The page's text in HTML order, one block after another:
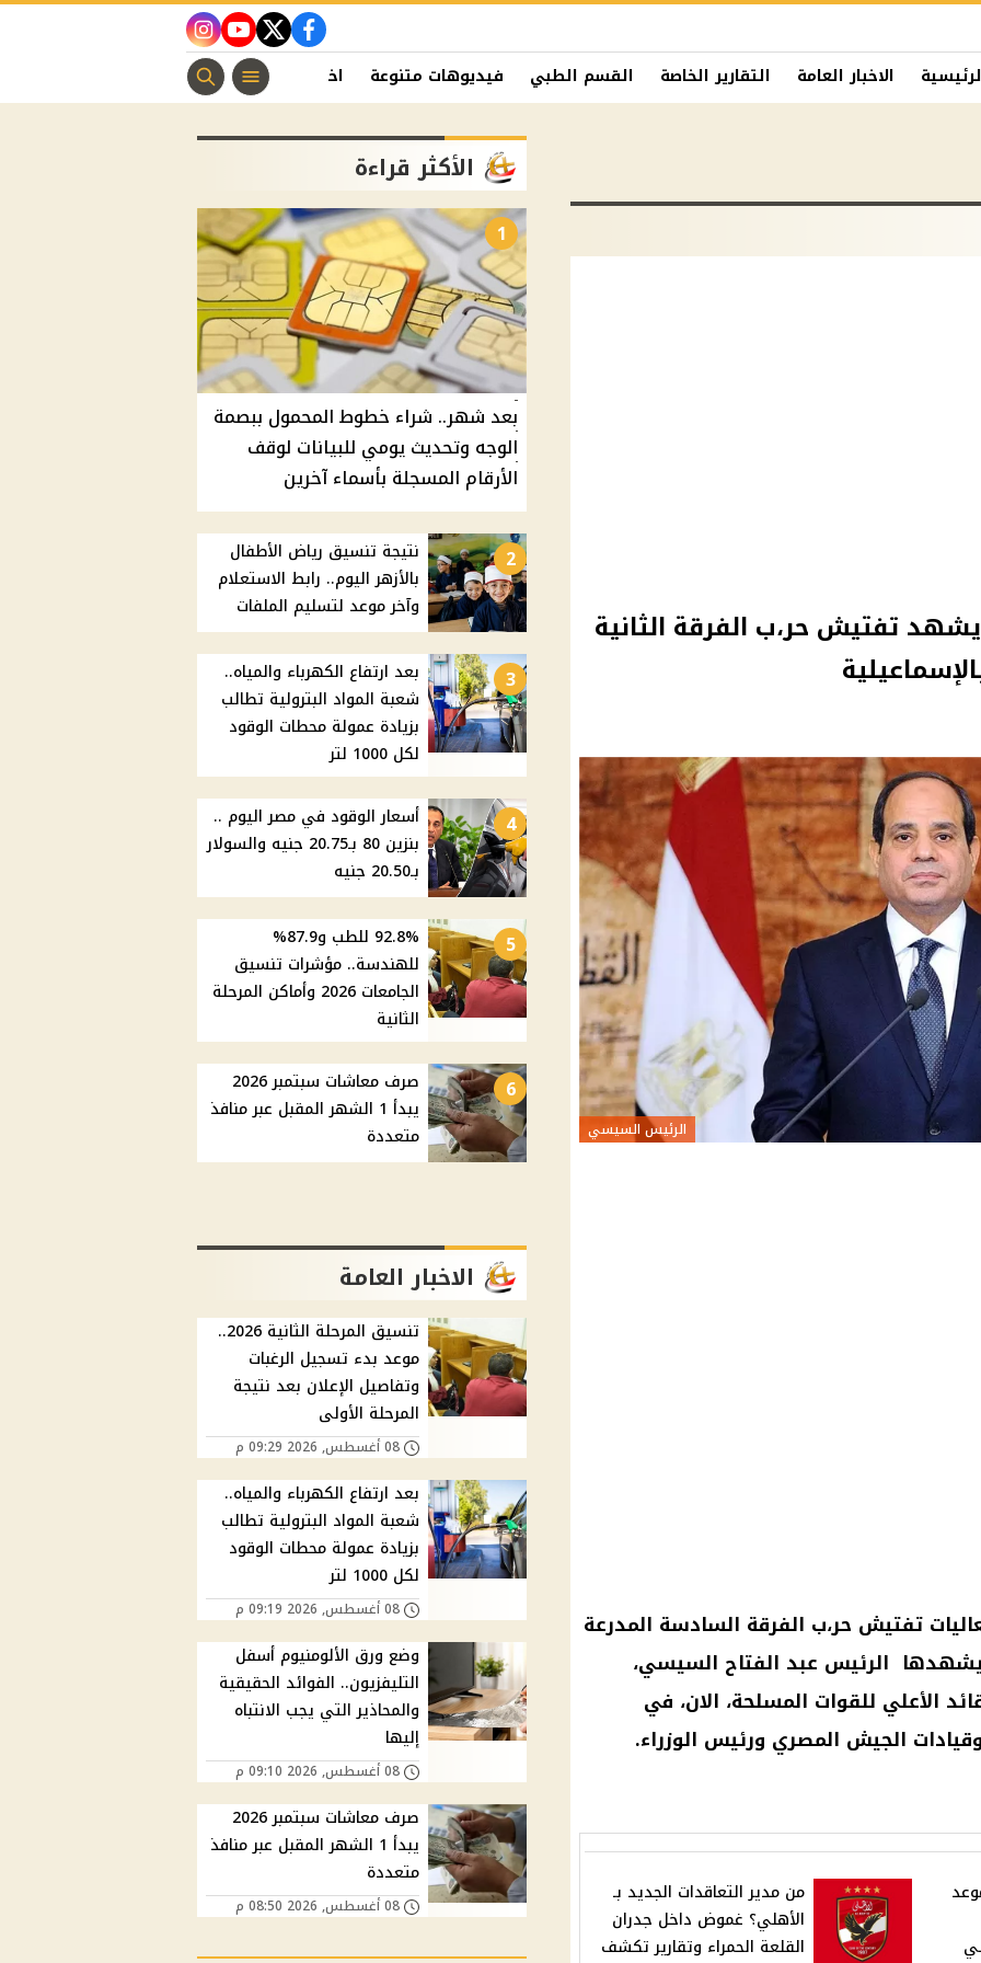
facebook
twitter
youtube
instagram
الاخبار العامة التقارير الخاصة القسم الطبي فيديوهات متنوعة اخبار الفن منوعات مسيحية
تفتيش حر،ب الفرقة الثانية
الرئيس السيسي
تفتيش حر،ب الفرقة السادسة المدرعة
يشهدها الرئيس عبد الفتاح السيسي،
الأعلي للقوات المسلحة، الان، في
الجيش المصري ورئيس الوزراء.
من مدير التعاقدات الجديد بـ
الأهلي؟ غموض داخل جدران
القلعة الحمراء وتقارير تكشف
الأكثر قراءة
1
بعد شهر.. شراء خطوط المحمول ببصمة
الوجه وتحديث يومي للبيانات لوقف
الأرقام المسجلة بأسماء آخرين
2
نتيجة تنسيق رياض الأطفال
بالأزهر اليوم.. رابط الاستعلام
وآخر موعد لتسليم الملفات
3
بعد ارتفاع الكهرباء والمياه..
شعبة المواد البترولية تطالب
بزيادة عمولة محطات الوقود
لكل 1000 لتر
4
أسعار الوقود في مصر اليوم ..
بنزين 80 بـ20.75 جنيه والسولار
بـ20.50 جنيه
5
92.8% للطب و87.9%
للهندسة.. مؤشرات تنسيق
الجامعات 2026 وأماكن المرحلة
الثانية
6
صرف معاشات سبتمبر 2026
يبدأ 1 الشهر المقبل عبر منافذ
متعددة
الاخبار العامة
تنسيق المرحلة الثانية 2026..
موعد بدء تسجيل الرغبات
وتفاصيل الإعلان بعد نتيجة
المرحلة الأولى
08 أغسطس, 2026 09:29 م
بعد ارتفاع الكهرباء والمياه..
شعبة المواد البترولية تطالب
بزيادة عمولة محطات الوقود
لكل 1000 لتر
08 أغسطس, 2026 09:19 م
وضع ورق الألومنيوم أسفل
التليفزيون.. الفوائد الحقيقية
والمحاذير التي يجب الانتباه
إليها
08 أغسطس, 2026 09:10 م
صرف معاشات سبتمبر 2026
يبدأ 1 الشهر المقبل عبر منافذ
متعددة
08 أغسطس, 2026 08:50 م